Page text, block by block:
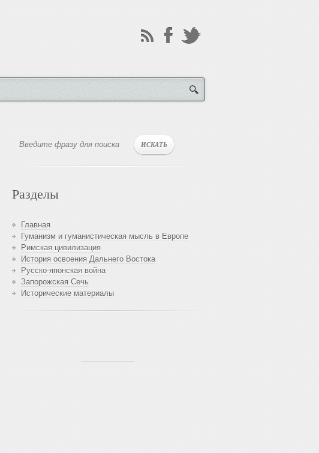
Разделы
Главная
Гуманизм и гуманистическая мысль в Европе
Римская цивилизация
История освоения Дальнего Востока
Русско-японская война
Запорожская Сечь
Исторические материалы